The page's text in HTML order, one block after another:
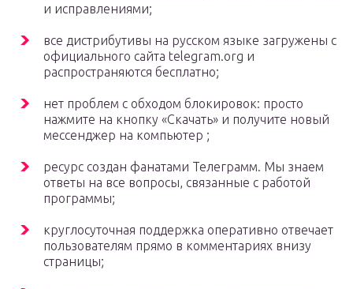
и исправлениями;
все дистрибутивы на русском языке загружены с
официального сайта telegram.org и
распространяются бесплатно;
нет проблем с обходом блокировок: просто
нажмите на кнопку «Скачать» и получите новый
мессенджер на компьютер ;
ресурс создан фанатами Телеграмм. Мы знаем
ответы на все вопросы, связанные с работой
программы;
круглосуточная поддержка оперативно отвечает
пользователям прямо в комментариях внизу
страницы;